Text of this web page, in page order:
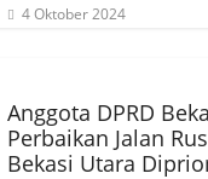
4 Oktober 2024
Anggota DPRD
Perbaikan Jalan
Bekasi Utara